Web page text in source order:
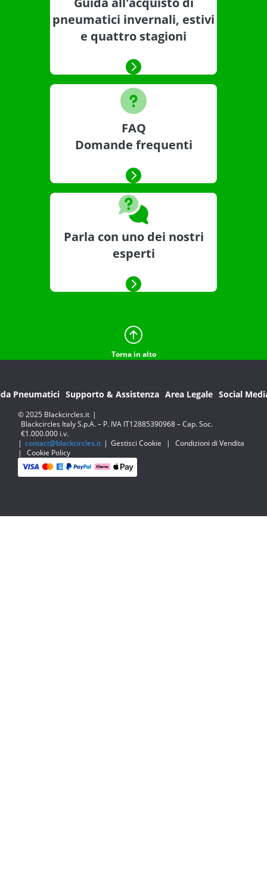
pneumatici invernali, estivi
e quattro stagioni
FAQ
Domande frequenti
Parla con uno dei nostri
esperti
Torna in alto
Pneumatici Supporto & Assistenza Area Legale Social
© 2025 Blackcircles.it |
Blackcircles Italy S.p.A. – P. IVA IT12885390968 – Cap. Soc.
€1.000.000 i.v.
| contact@blackcircles.it | Gestisci Cookie |
Condizioni di Vendita
|
Cookie Policy